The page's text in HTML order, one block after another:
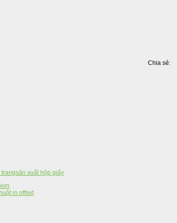
Chia sẻ:
sản xuất hộp giấy
in offset